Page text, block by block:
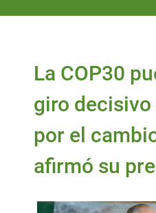
La COP30
giro
por el
afirmó su